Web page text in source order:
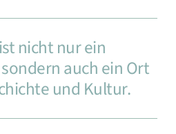
nicht nur ein
auch ein Ort
und Kultur.